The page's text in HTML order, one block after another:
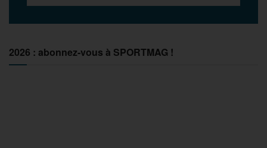
2026 : abonnez-vous à SPORTMAG !